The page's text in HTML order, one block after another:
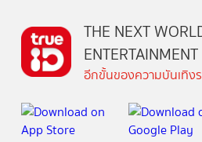
THE NEXT
ENTERTAINMENT
อีกขั้นของความบันเทิง